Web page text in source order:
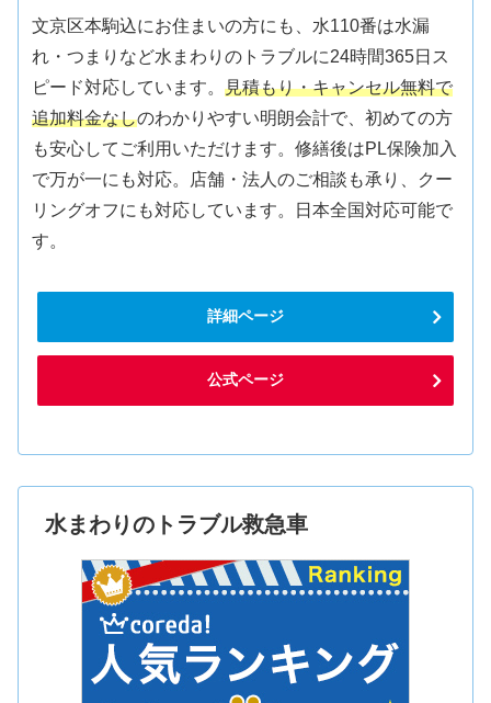
文京区本駒込にお住まいの方にも、水110番は水漏
れ・つまりなど水まわりのトラブルに24時間365日ス
ピード対応しています。見積もり・キャンセル無料で
追加料金なしのわかりやすい明朗会計で、初めての方
も安心してご利用いただけます。修繕後はPL保険加入
で万が一にも対応。店舗・法人のご相談も承り、クー
リングオフにも対応しています。日本全国対応可能で
す。
詳細ページ
公式ページ
水まわりのトラブル救急車